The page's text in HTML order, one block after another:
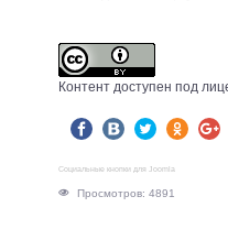
Контент доступен под
Социальные кнопки для Joomla
Просмотров: 4891